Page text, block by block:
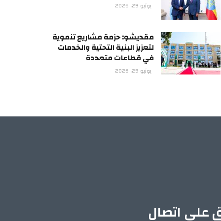
يونيو 29, 2026
مقديشو: حزمة مشاريع تنموية
لتعزيز البنية التحتية والخدمات
في قطاعات متعددة
يونيو 29, 2026
على اتصال